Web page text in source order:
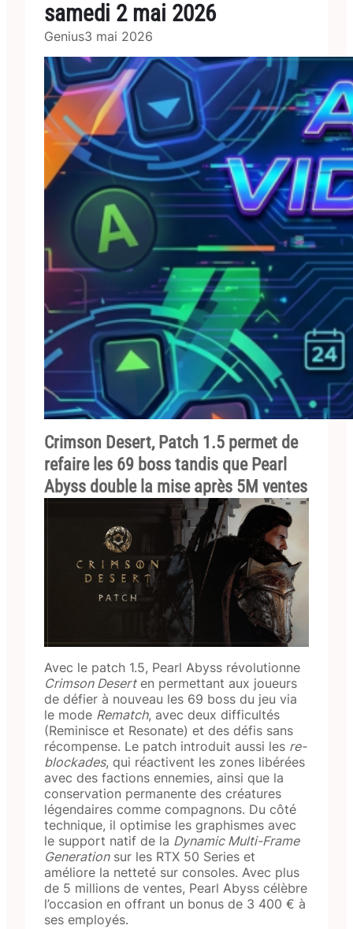
samedi 2 mai 2026
Genius3 mai 2026
Crimson Desert, Patch 1.5 permet de
refaire les 69 boss tandis que Pearl
Abyss double la mise après 5M ventes
Avec le patch 1.5, Pearl Abyss révolutionne
Crimson Deserten permettant aux joueurs
de défier à nouveau les 69 boss du jeu via
le mode Rematch, avec deux difficultés
(Reminisce et Resonate) et des défis sans
récompense. Le patch introduit aussi les re-
blockades, qui réactivent les zones libérées
avec des factions ennemies, ainsi que la
conservation permanente des créatures
légendaires comme compagnons. Du côté
technique, il optimise les graphismes avec
le support natif de la Dynamic Multi-Frame
Generationsur les RTX 50 Series et
améliore la netteté sur consoles. Avec plus
de 5 millions de ventes, Pearl Abyss célèbre
l’occasion en offrant un bonus de 3 400 € à
ses employés.